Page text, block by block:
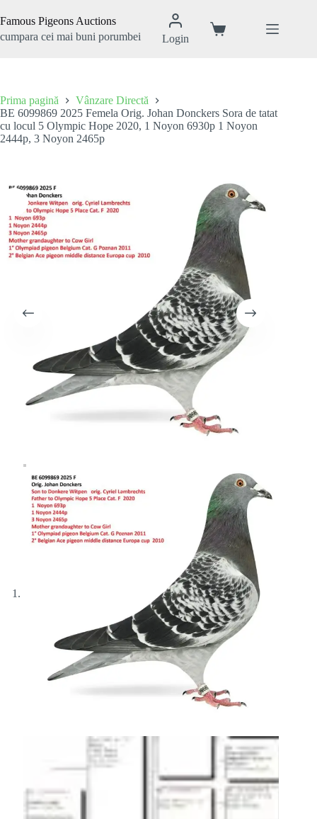
la
Famous Pigeons Auctions
cumpara cei mai buni porumbei
Login
Coș
Prima pagină
Vânzare Directă
BE 6099869 2025 Femela Orig. Johan Donckers Sora de tatat
cu locul 5 Olympic Hope 2020, 1 Noyon 6930p 1 Noyon
2444p, 3 Noyon 2465p